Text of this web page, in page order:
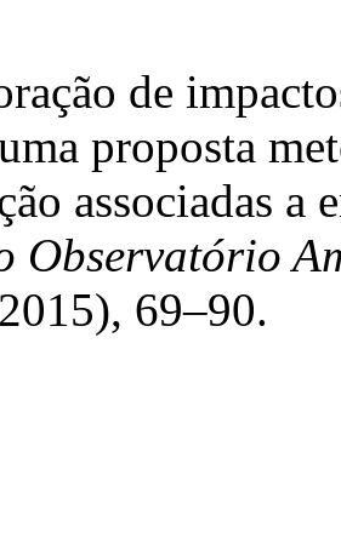
de
proposta
associadas
Observatório
69–90.